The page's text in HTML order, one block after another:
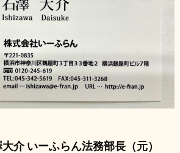
介 いーふらん法務部長（元）